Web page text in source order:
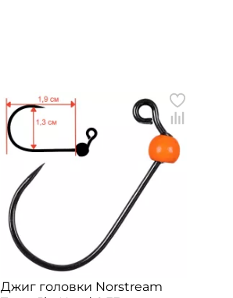
Джиг головки Norstream